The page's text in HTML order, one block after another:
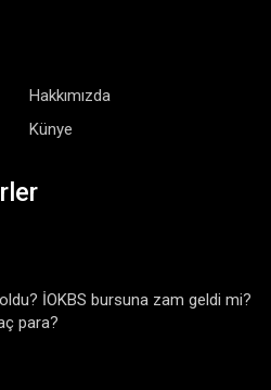
Hakkımızda
Künye
İOKBS bursuna zam geldi mi?
para?